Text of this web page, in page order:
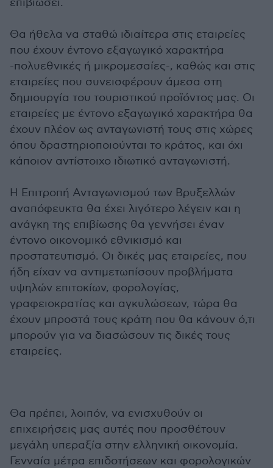
επιβιώσει.
Θα ήθελα να σταθώ ιδιαίτερα στις εταιρείες
που έχουν έντονο εξαγωγικό χαρακτήρα
-πολυεθνικές ή μικρομεσαίες-, καθώς και στις
εταιρείες που συνεισφέρουν άμεσα στη
δημιουργία του τουριστικού προϊόντος μας. Οι
εταιρείες με έντονο εξαγωγικό χαρακτήρα θα
έχουν πλέον ως ανταγωνιστή τους στις χώρες
όπου δραστηριοποιούνται το κράτος, και όχι
κάποιον αντίστοιχο ιδιωτικό ανταγωνιστή.
Η Επιτροπή Ανταγωνισμού των Βρυξελλών
αναπόφευκτα θα έχει λιγότερο λέγειν και η
ανάγκη της επιβίωσης θα γεννήσει έναν
έντονο οικονομικό εθνικισμό και
προστατευτισμό. Οι δικές μας εταιρείες, που
ήδη είχαν να αντιμετωπίσουν προβλήματα
υψηλών επιτοκίων, φορολογίας,
γραφειοκρατίας και αγκυλώσεων, τώρα θα
έχουν μπροστά τους κράτη που θα κάνουν ό,τι
μπορούν για να διασώσουν τις δικές τους
εταιρείες.
Θα πρέπει, λοιπόν, να ενισχυθούν οι
επιχειρήσεις μας αυτές που προσθέτουν
μεγάλη υπεραξία στην ελληνική οικονομία.
Γενναία μέτρα επιδοτήσεων και φορολογικών